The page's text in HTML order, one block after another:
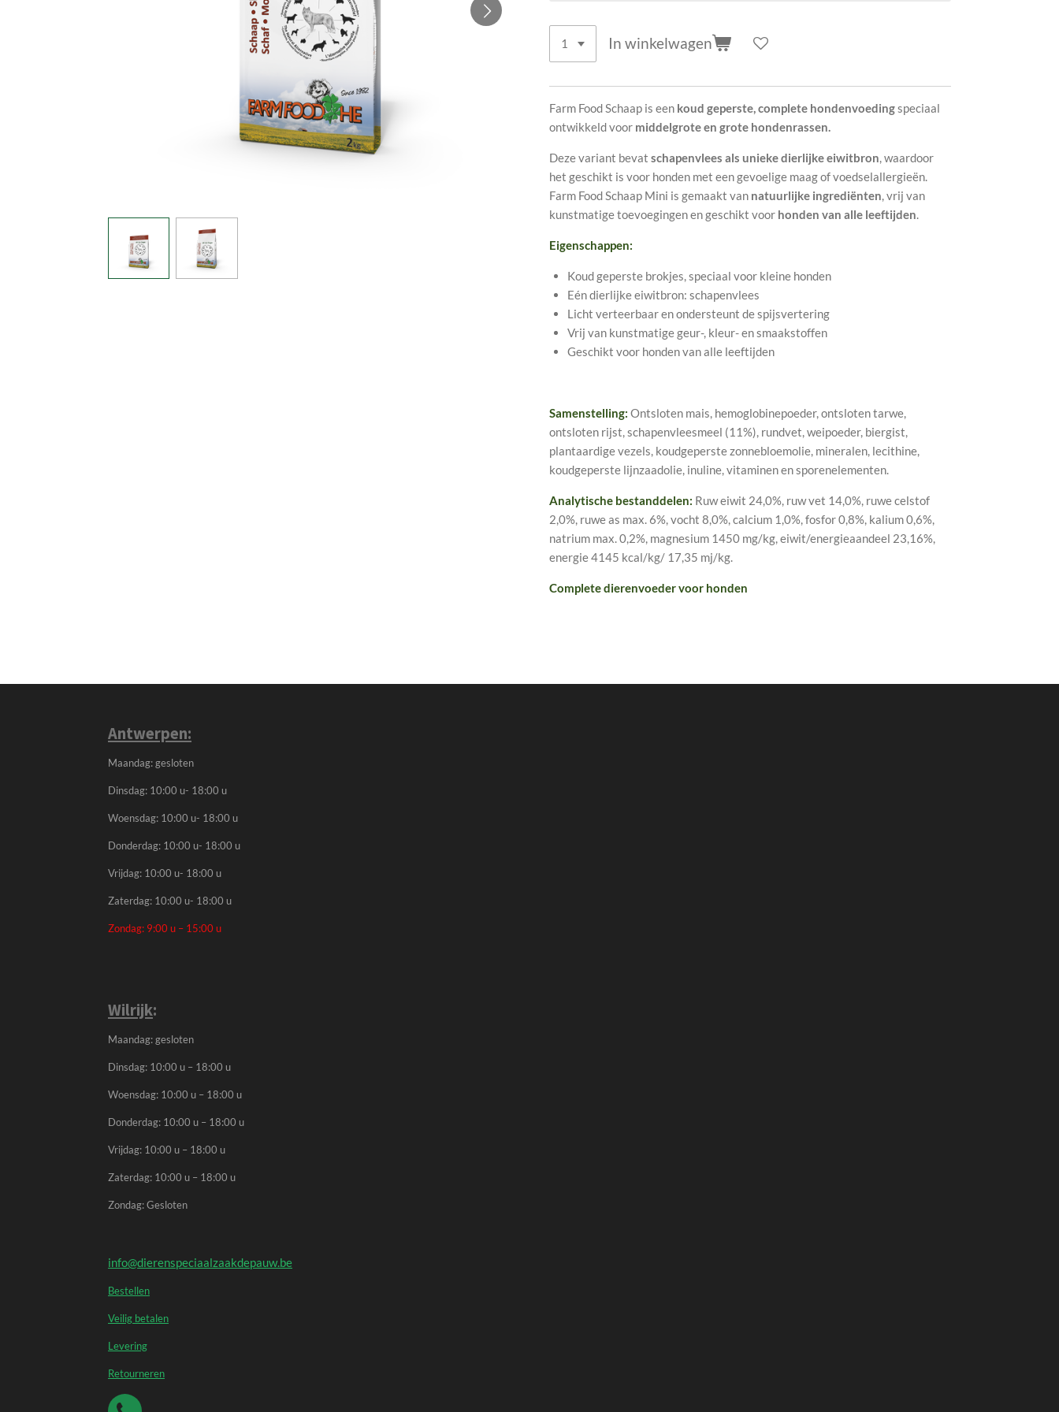
In winkelwagen
Farm Food Schaap is een koud geperste, complete hondenvoedingspeciaal
ontwikkeld voor middelgrote en grote hondenrassen.
Deze variant bevat schapenvlees als unieke dierlijke eiwitbron, waardoor
het geschikt is voor honden met een gevoelige maag of voedselallergieën.
Farm Food Schaap Mini is gemaakt van natuurlijke ingrediënten, vrij van
kunstmatige toevoegingen en geschikt voor honden van alle leeftijden.
Eigenschappen:
Koud geperste brokjes, speciaal voor kleine honden
Eén dierlijke eiwitbron: schapenvlees
Licht verteerbaar en ondersteunt de spijsvertering
Vrij van kunstmatige geur-, kleur- en smaakstoffen
Geschikt voor honden van alle leeftijden
Samenstelling: Ontsloten mais, hemoglobinepoeder, ontsloten tarwe,
ontsloten rijst, schapenvleesmeel (11%), rundvet, weipoeder, biergist,
plantaardige vezels, koudgeperste zonnebloemolie, mineralen, lecithine,
koudgeperste lijnzaadolie, inuline, vitaminen en sporenelementen.
Analytische bestanddelen: Ruw eiwit 24,0%, ruw vet 14,0%, ruwe celstof
2,0%, ruwe as max. 6%, vocht 8,0%, calcium 1,0%, fosfor 0,8%, kalium 0,6%,
natrium max. 0,2%, magnesium 1450 mg/kg, eiwit/energieaandeel 23,16%,
energie 4145 kcal/kg/ 17,35 mj/kg.
Complete dierenvoeder voor honden
Antwerpen:
Maandag: gesloten
Dinsdag: 10:00 u- 18:00 u
Woensdag: 10:00 u- 18:00 u
Donderdag: 10:00 u- 18:00 u
Vrijdag: 10:00 u- 18:00 u
Zaterdag: 10:00 u- 18:00 u
Zondag: 9:00 u – 15:00 u
Wilrijk:
Maandag: gesloten
Dinsdag: 10:00 u – 18:00 u
Woensdag: 10:00 u – 18:00 u
Donderdag: 10:00 u – 18:00 u
Vrijdag: 10:00 u – 18:00 u
Zaterdag: 10:00 u – 18:00 u
Zondag: Gesloten
info@dierenspeciaalzaakdepauw.be
Bestellen
Veilig betalen
Levering
Retourneren